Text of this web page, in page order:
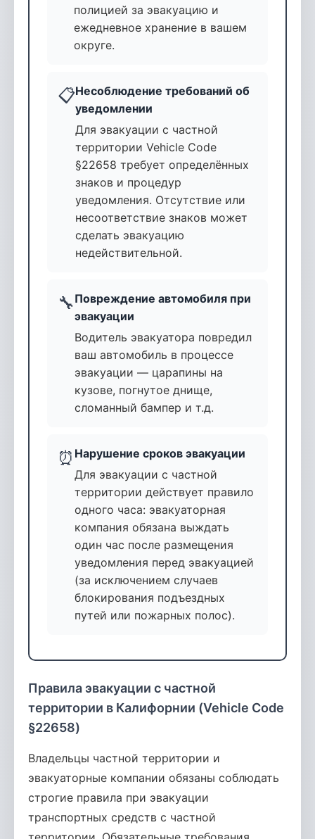
полицией за эвакуацию и
ежедневное хранение в вашем
округе.
📋Несоблюдение требований об
уведомлении
Для эвакуации с частной
территории Vehicle Code
§22658 требует определённых
знаков и процедур
уведомления. Отсутствие или
несоответствие знаков может
сделать эвакуацию
недействительной.
🔧 Повреждение автомобиля при
эвакуации
Водитель эвакуатора повредил
ваш автомобиль в процессе
эвакуации — царапины на
кузове, погнутое днище,
сломанный бампер и т.д.
⏰ Нарушение сроков эвакуации
Для эвакуации с частной
территории действует правило
одного часа: эвакуаторная
компания обязана выждать
один час после размещения
уведомления перед эвакуацией
(за исключением случаев
блокирования подъездных
путей или пожарных полос).
Правила эвакуации с частной
территории в Калифорнии (Vehicle Code
§22658)
Владельцы частной территории и
эвакуаторные компании обязаны соблюдать
строгие правила при эвакуации
транспортных средств с частной